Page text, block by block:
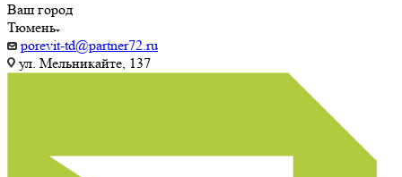
Ваш город
Тюмень
porevit-td@partner72.ru
ул. Мельникайте, 137